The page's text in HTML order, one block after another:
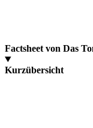
Factsheet von Das
Kurzübersicht